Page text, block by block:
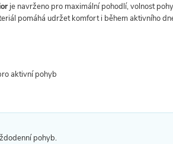
je navrženo pro maximální pohodlí, volnost
pomáhá udržet komfort i během aktivního
aktivní pohyb
pohyb.